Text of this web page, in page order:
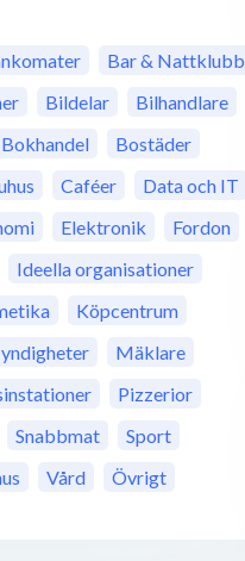
Bar & Nattklubb
Bildelar
Bilhandlare
Bokhandel
Bostäder
Caféer
Data och IT
Elektronik
Fordon
Ideella organisationer
Köpcentrum
Mäklare
Pizzerior
Snabbmat
Sport
Vård Övrigt